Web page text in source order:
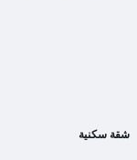
شقة سكنية